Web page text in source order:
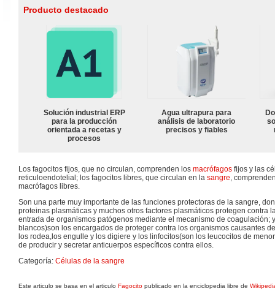
Producto destacado
Solución industrial ERP
para la producción
orientada a recetas y
procesos
Agua ultrapura para
análisis de laboratorio
precisos y fiables
Los fagocitos fijos, que no circulan, comprenden los macrófagos fijos y las
reticuloendotelial; los fagocitos libres, que circulan en la sangre,
macrófagos libres.
Son una parte muy importante de las funciones protectoras de la sangre,
proteinas plasmáticas y muchos otros factores plasmáticos protegen contra
entrada de organismos patógenos mediante el mecanismo de coagulación;
blancos)son los encargados de proteger contra los organismos causantes
los rodea,los engulle y los digiere y los linfocitos(son los leucocitos de
de producir y secretar anticuerpos específicos contra ellos.
Categoría: Células de la sangre
Este articulo se basa en el articulo Fagocito publicado en la enciclopedia libre de